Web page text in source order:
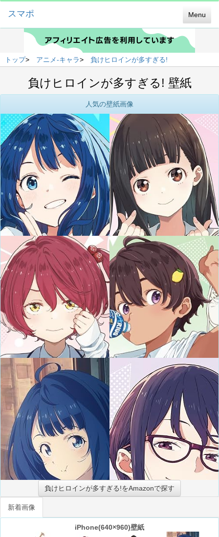
Menu
スマポ
トップ> アニメ-キャラ> 負けヒロインが多すぎる!
負けヒロインが多すぎる! 壁紙
人気の壁紙画像
負けヒロインが多すぎる!をAmazonで探す
新着画像
iPhone(640×960)壁紙